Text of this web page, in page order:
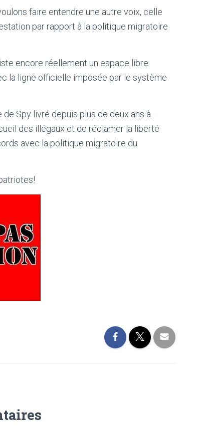
faire entendre une autre voix, celle
par rapport à la politique migratoire
encore réellement un espace libre
la ligne officielle imposée par le système
Spy livré depuis plus de deux ans à
des illégaux et de réclamer la liberté
avec la politique migratoire du